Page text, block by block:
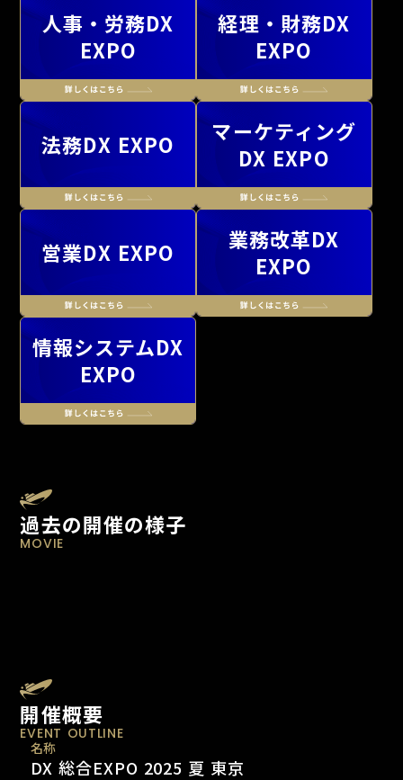
人事・労務DX
EXPO
経理・財務DX
EXPO
法務DX EXPO
マーケティング
DX EXPO
営業DX EXPO
業務改革DX
EXPO
情報システムDX
EXPO
過去の開催の様子
MOVIE
開催概要
EVENT OUTLINE
名称
DX 総合EXPO 2025 夏 東京